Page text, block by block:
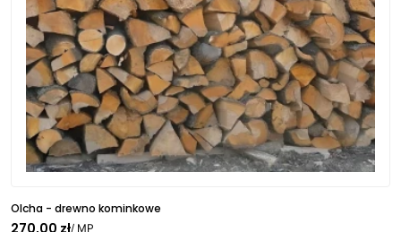
Olcha - drewno kominkowe
270,00 zł/ MP